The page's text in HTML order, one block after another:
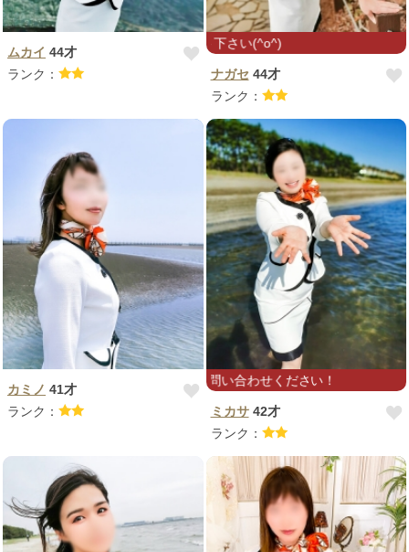
ムカイ 44才
ランク：
出勤は
ナガセ 44才
ランク：
カミノ 41才
ランク：
がりました⭐︎お問い合わせください！
ミカサ42才
ランク：